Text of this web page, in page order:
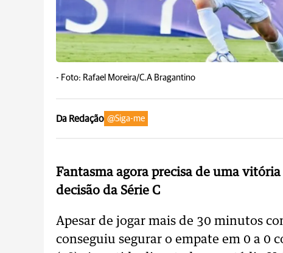
- Foto: Rafael Moreira/C.A Bragantino
Da Redação @Siga-me
Fantasma agora precisa de uma
decisão da Série C
Apesar de jogar mais de 30 minutos
conseguiu segurar o empate em 0 a 0